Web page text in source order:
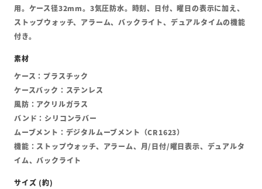
用。ケース径32mm。3気圧防水。時刻、日付、曜日の表示に加え、
ストップウォッチ、アラーム、バックライト、デュアルタイムの機能
付き。
ケース：プラスチック
ケースバック：ステンレス
風防：アクリルガラス
バンド：シリコンラバー
ムーブメント：デジタルムーブメント（CR1623）
機能：ストップウォッチ、アラーム、月/日付/曜日表示、デュアルタ
イム、バックライト